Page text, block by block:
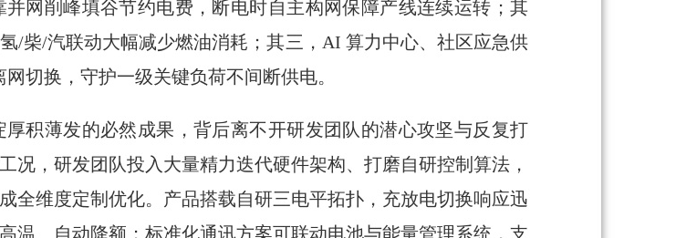
网削峰填谷节约电费，断电时自主构网保障产线连续运转；其
/柴/汽联动大幅减少燃油消耗；其三，AI 算力中心、社区应急供
切换，守护一级关键负荷不间断供电。
积薄发的必然成果，背后离不开研发团队的潜心攻坚与反复打
况，研发团队投入大量精力迭代硬件架构、打磨自研控制算法，
全维度定制优化。产品搭载自研三电平拓扑，充放电切换响应迅
温、自动降额；标准化通讯方案可联动电池与能量管理系统，支